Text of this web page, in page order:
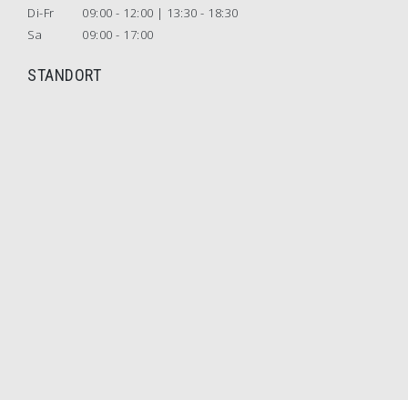
Di-Fr
09:00 - 12:00 | 13:30 - 18:30
Sa
09:00 - 17:00
STANDORT